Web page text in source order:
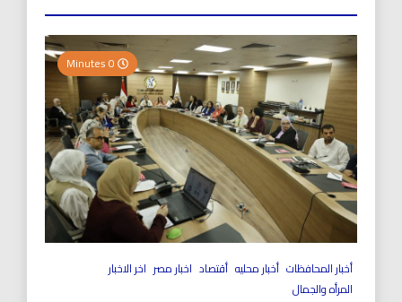
أخبار المحافظات أخبار محليه أقتصاد اخبار مصر اخر الاخبار
المرأه والجمال